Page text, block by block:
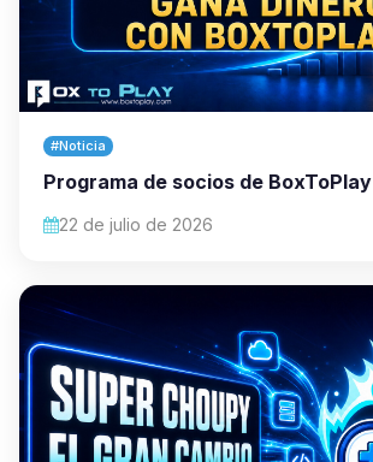
#Noticia
Programa de socios de BoxToPlay
22 de julio de 2026